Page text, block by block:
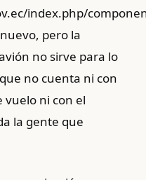
index.php/
pero la
no sirve para lo
no cuenta ni con
vuelo ni con el
la gente que